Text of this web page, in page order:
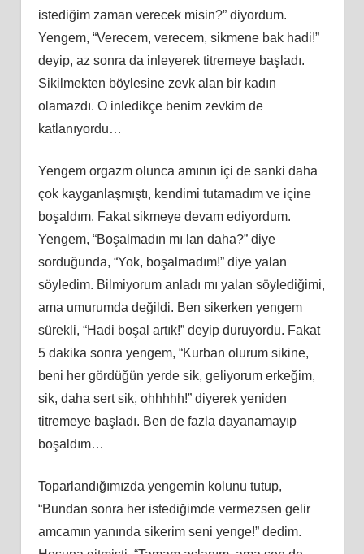
istediğim zaman verecek misin?” diyordum.
Yengem, “Verecem, verecem, sikmene bak hadi!”
deyip, az sonra da inleyerek titremeye başladı.
Sikilmekten böylesine zevk alan bir kadın
olamazdı. O inledikçe benim zevkim de
katlanıyordu…
Yengem orgazm olunca amının içi de sanki daha
çok kayganlaşmıştı, kendimi tutamadım ve içine
boşaldım. Fakat sikmeye devam ediyordum.
Yengem, “Boşalmadın mı lan daha?” diye
sorduğunda, “Yok, boşalmadım!” diye yalan
söyledim. Bilmiyorum anladı mı yalan söylediğimi,
ama umurumda değildi. Ben sikerken yengem
sürekli, “Hadi boşal artık!” deyip duruyordu. Fakat
5 dakika sonra yengem, “Kurban olurum sikine,
beni her gördüğün yerde sik, geliyorum erkeğim,
sik, daha sert sik, ohhhhh!” diyerek yeniden
titremeye başladı. Ben de fazla dayanamayıp
boşaldım…
Toparlandığımızda yengemin kolunu tutup,
“Bundan sonra her istediğimde vermezsen gelir
amcamın yanında sikerim seni yenge!” dedim.